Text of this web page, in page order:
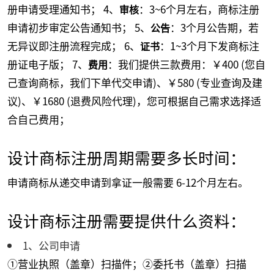
册申请受理通知书； 4、 审核：3~6个月左右，商标注册
申请初步审定公告通知书； 5、 公告：3个月公告期，若
无异议即注册流程完成； 6、 证书：1~3个月下发商标注
册证电子版； 7、 费用：我们提供三款费用：￥400 (您自
己查询商标，我们下单代交申请)、￥580 (专业查询及建
议)、￥1680 (退费风险代理)，您可根据自己需求选择适
合自己费用；
设计商标注册周期需要多长时间：
申请商标从递交申请到拿证一般需要 6-12个月左右。
设计商标注册需要提供什么资料：
1、公司申请
①营业执照（盖章）扫描件；②委托书（盖章）扫描